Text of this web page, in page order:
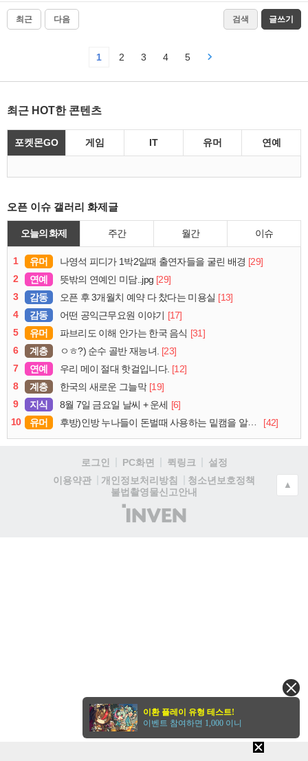
최근 다음 검색 글쓰기
1 2 3 4 5
최근 HOT한 콘텐츠
포켓몬GO 게임 IT 유머 연예
오픈 이슈 갤러리 화제글
오늘의 화제 주간 월간 이슈
1 유머 나영석 피디가 1박2일때 출연자들을 굴린 배경 [29]
2
연예 뜻밖의 연예인 미담..jpg [29]
3
감동 오픈 후 3개월치 예약 다 찼다는 미용실 [13]
4
감동 어떤 공익근무요원 이야기 [17]
5
유머 파브리도 이해 안가는 한국 음식 [31]
6
계층 ㅇㅎ?) 순수 골반 재능녀. [23]
7
연예 우리 메이 절대 핫걸입니다. [12]
8
계층 한국의 새로운 그늘막 [19]
9
지식 8월 7일 금요일 날씨 + 운세 [6]
10
유머 후방)인방 누나들이 돈벌때 사용하는 밑캠을 알아보자 [42]
로그인 PC화면 퀵링크
설정
이용약관
개인정보처리방침
청소년보호정책
불법촬영물신고안내
(주)
인
▲
이환 플레이 유형 테스트!
이벤트 참여하면 1,000 이니